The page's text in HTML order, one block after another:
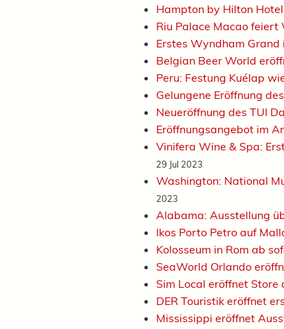
Hampton by Hilton
Riu Palace Macao feiert
Erstes Wyndham Grand
Belgian Beer World
Peru: Festung Kuélap
Gelungene Eröffnung
Neueröffnung des TUI
Eröffnungsangebot im
Vinifera Wine & Spa:
29 Jul 2023
Washington: National
2023
Alabama: Ausstellung
Ikos Porto Petro auf
Kolosseum in Rom ab
SeaWorld Orlando
Sim Local eröffnet
DER Touristik eröffnet
Mississippi eröffnet